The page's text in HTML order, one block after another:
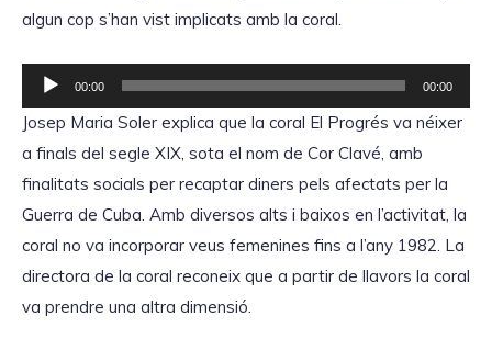
c
o
r
d
'
à
u
d
algun cop s’han vist implicats amb la coral.
e
p
00:00 00:00
Josep Maria Soler explica que la coral El Progrés va néixer
a finals del segle XIX, sota el nom de Cor Clavé, amb
finalitats socials per recaptar diners pels afectats per la
Guerra de Cuba. Amb diversos alts i baixos en l’activitat, la
coral no va incorporar veus femenines fins a l’any 1982. La
directora de la coral reconeix que a partir de llavors la coral
va prendre una altra dimensió.